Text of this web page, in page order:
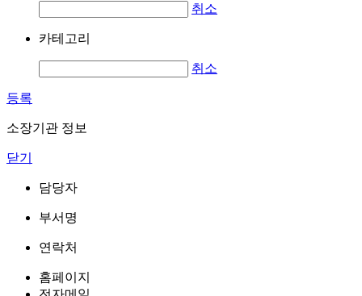
취소
카테고리
취소
등록
소장기관 정보
닫기
담당자
부서명
연락처
홈페이지